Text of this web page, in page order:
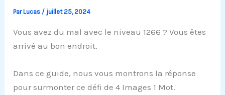
ParLucas / juillet 25, 2024
Vous avez du mal avec le niveau 1266 ? Vous êtes
arrivé au bon endroit.
Dans ce guide, nous vous montrons la réponse
pour surmonter ce défi de 4 Images 1 Mot.